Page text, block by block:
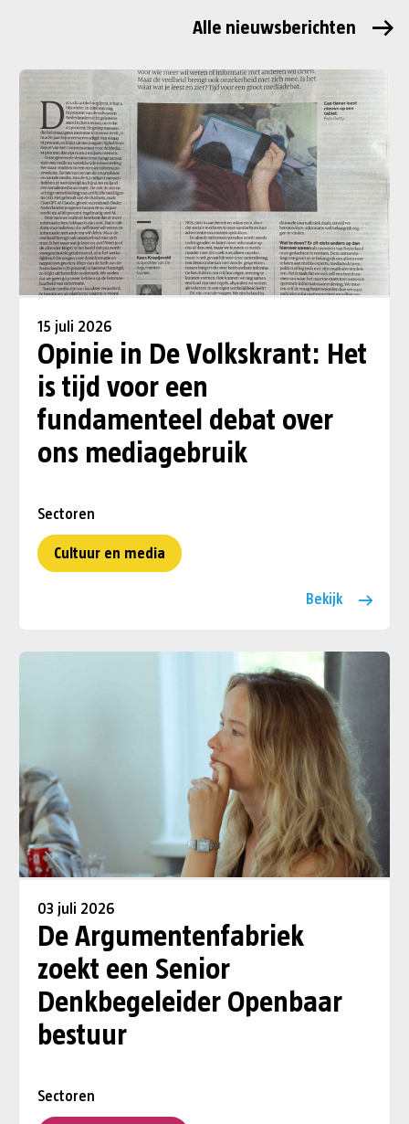
Alle nieuwsberichten
15 juli 2026
Opinie in De Volkskrant: Het
is tijd voor een
fundamenteel debat over
ons mediagebruik
Sectoren
Cultuur en media
Bekijk
03 juli 2026
De Argumentenfabriek
zoekt een Senior
Denkbegeleider Openbaar
bestuur
Sectoren